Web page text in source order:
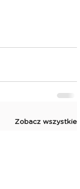
Zobacz wszystkie